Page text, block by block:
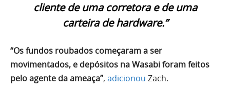
cliente de uma corretora e de uma
carteira de hardware.”
“Os fundos roubados começaram a ser
movimentados, e depósitos na Wasabi foram feitos
pelo agente da ameaça”, adicionou Zach.